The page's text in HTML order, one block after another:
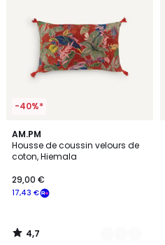
-40%*
AM.PM
Housse de coussin velours de
coton, Hiemala
17,43 €
29,00 €
4,7
/ 5
2
Couleurs
4,7
/